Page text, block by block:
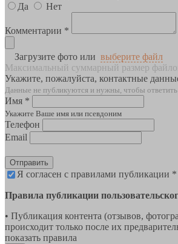
Да
Нет
Комментарии *
Загрузите фото или выберите файл
Максимальный суммарный размер
Укажите, пожалуйста, контактные
Данные не публикуются и нужны, чтобы
Имя *
Укажите Ваше имя или псевдоним
Телефон
Email
Отправить
Я согласен с правилами публикации *
Правила публикации
• Публикация контента (отзывов,
происходит только после их
показать правила